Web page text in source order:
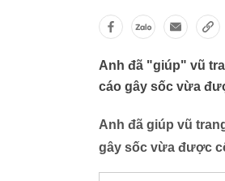
Anh đã "giúp" vũ
cáo gây sốc vừa
Anh đã giúp vũ
gây sốc vừa được